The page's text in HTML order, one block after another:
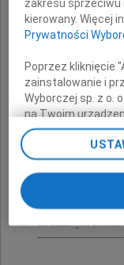
,,Nie umiera ten, kto
dwudziestych urodzin
zakresu
kierowany. Więcej
Prywatności
Poprzez kliknięcie
zainstalowanie i
Wyborczej sp. z o.
na Twoim
chwili zmienić
ponownie
preferencjami dot.
odnośnik
przechodząc do
Zmiana ustawień
pomocą ustawień